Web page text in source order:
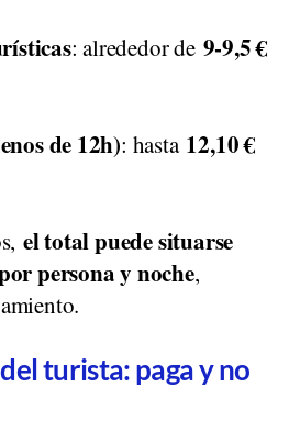
: alrededor de 9-9,5 €
de 12h): hasta 12,10 €
el total puede situarse
persona y noche,
turista: paga y no